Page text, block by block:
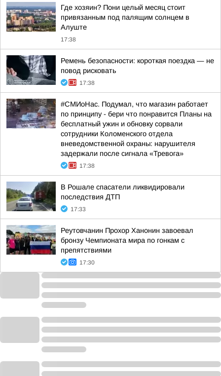
Где хозяин? Пони целый месяц стоит
привязанным под палящим солнцем в
Алуште
17:38
Ремень безопасности: короткая поездка — не
повод рисковать
17:38
#СМИоНас. Подумал, что магазин работает
по принципу - бери что понравится Планы на
бесплатный ужин и обновку сорвали
сотрудники Коломенского отдела
вневедомственной охраны: нарушителя
задержали после сигнала «Тревога»
17:38
В Рошале спасатели ликвидировали
последствия ДТП
17:33
Реутовчанин Прохор Ханонин завоевал
бронзу Чемпионата мира по гонкам с
препятствиями
17:30